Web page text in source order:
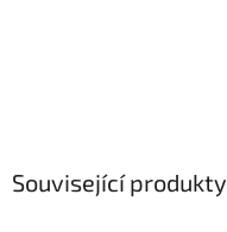
Související produkty